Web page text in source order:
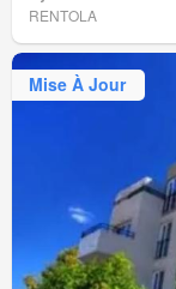
RENTOLA
Mise À Jour